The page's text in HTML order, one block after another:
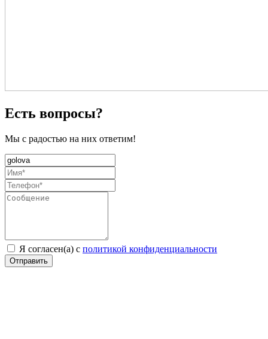
Есть вопросы?
Мы с радостью на них ответим!
Я согласен(а) с политикой конфиденциальности
Отправить